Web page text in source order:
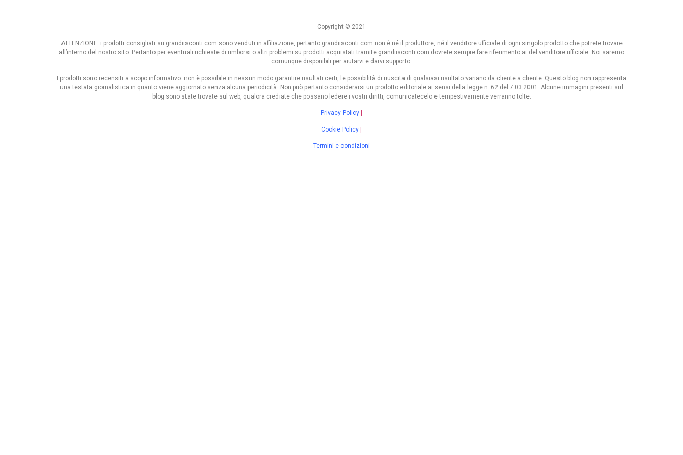
Copyright © 2021
ATTENZIONE: i prodotti consigliati su grandiisconti.com sono venduti in affiliazione, pertanto grandiisconti.com non è né il produttore, né il venditore ufficiale di ogni singolo prodotto che potrete trovare
all’interno del nostro sito. Pertanto per eventuali richieste di rimborsi o altri problemi su prodotti acquistati tramite grandiisconti.com dovrete sempre fare riferimento ai del venditore ufficiale. Noi saremo
comunque disponibili per aiutarvi e darvi supporto.
I prodotti sono recensiti a scopo informativo: non è possibile in nessun modo garantire risultati certi, le possibilità di riuscita di qualsiasi risultato variano da cliente a cliente. Questo blog non rappresenta
una testata giornalistica in quanto viene aggiornato senza alcuna periodicità. Non può pertanto considerarsi un prodotto editoriale ai sensi della legge n. 62 del 7.03.2001. Alcune immagini presenti sul
blog sono state trovate sul web, qualora crediate che possano ledere i vostri diritti, comunicatecelo e tempestivamente verranno tolte.
Privacy Policy
Cookie Policy |
Termini e condizioni